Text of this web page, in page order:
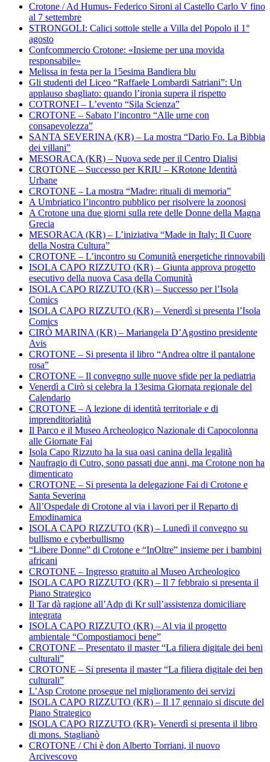
Crotone / Ad Humus- Federico Sironi al Castello Carlo V fino
al 7 settembre
STRONGOLI: Calici sottole stelle a Villa del Popolo il 1°
agosto
Confcommercio Crotone: «Insieme per una movida
responsabile»
Melissa in festa per la 15esima Bandiera blu
Gli studenti del Liceo “Raffaele Lombardi Satriani”: Un
applauso sbagliato: quando l’ironia supera il rispetto
COTRONEI – L’evento “Sila Scienza”
CROTONE – Sabato l’incontro “Alle urne con
consapevolezza”
SANTA SEVERINA (KR) – La mostra “Dario Fo. La Bibbia
dei villani”
MESORACA (KR) – Nuova sede per il Centro Dialisi
CROTONE – Successo per KRIU – KRotone Identità
Urbane
CROTONE – La mostra “Madre: rituali di memoria”
A Umbriatico l’incontro pubblico per risolvere la zoonosi
A Crotone una due giorni sulla rete delle Donne della Magna
Grecia
MESORACA (KR) – L’iniziativa “Made in Italy: Il Cuore
della Nostra Cultura”
CROTONE – L’incontro su Comunità energetiche rinnovabili
ISOLA CAPO RIZZUTO (KR) – Giunta approva progetto
esecutivo della nuova Casa della Comunità
ISOLA CAPO RIZZUTO (KR) – Successo per l’Isola
Comics
ISOLA CAPO RIZZUTO (KR) – Venerdì si presenta l’Isola
Comics
CIRÒ MARINA (KR) – Mariangela D’Agostino presidente
Avis
CROTONE – Si presenta il libro “Andrea oltre il pantalone
rosa”
CROTONE – Il convegno sulle nuove sfide per la pediatria
Venerdì a Cirò si celebra la 13esima Giornata regionale del
Calendario
CROTONE – A lezione di identità territoriale e di
imprenditorialità
Il Parco e il Museo Archeologico Nazionale di Capocolonna
alle Giornate Fai
Isola Capo Rizzuto ha la sua oasi canina della legalità
Naufragio di Cutro, sono passati due anni, ma Crotone non ha
dimenticato
CROTONE – Si presenta la delegazione Fai di Crotone e
Santa Severina
All’Ospedale di Crotone al via i lavori per il Reparto di
Emodinamica
ISOLA CAPO RIZZUTO (KR) – Lunedì il convegno su
bullismo e cyberbullismo
“Libere Donne” di Crotone e “InOltre” insieme per i bambini
africani
CROTONE – Ingresso gratuito al Museo Archeologico
ISOLA CAPO RIZZUTO (KR) – Il 7 febbraio si presenta il
Piano Strategico
Il Tar dà ragione all’Adp di Kr sull’assistenza domiciliare
integrata
ISOLA CAPO RIZZUTO (KR) – Al via il progetto
ambientale “Compostiamoci bene”
CROTONE – Presentato il master “La filiera digitale dei beni
culturali”
CROTONE – Si presenta il master “La filiera digitale dei ben
culturali”
L’Asp Crotone prosegue nel miglioramento dei servizi
ISOLA CAPO RIZZUTO (KR) – Il 17 gennaio si discute del
Piano Strategico
ISOLA CAPO RIZZUTO (KR)- Venerdì si presenta il libro
di mons. Staglianò
CROTONE / Chi è don Alberto Torriani, il nuovo
Arcivescovo